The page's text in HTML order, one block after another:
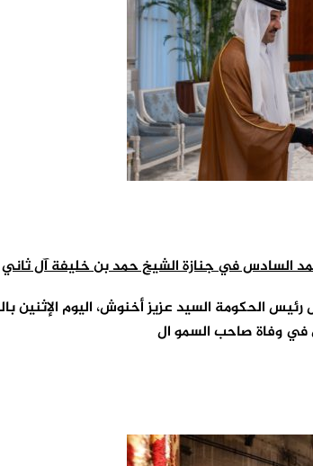
السادس في جنازة الشيخ حمد بن خليفة آل ثاني
الحكومة السيد عزيز أخنوش، اليوم الإثنين
في وفاة صاحب السمو ال